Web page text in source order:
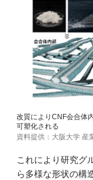
改質によりCNF会合体
可塑化される
資料提供：大阪大学 産
これにより研究グ
ら多様な形状の構